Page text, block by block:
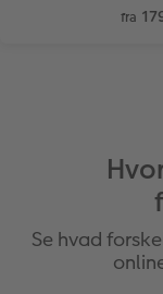
fra
Se hvad